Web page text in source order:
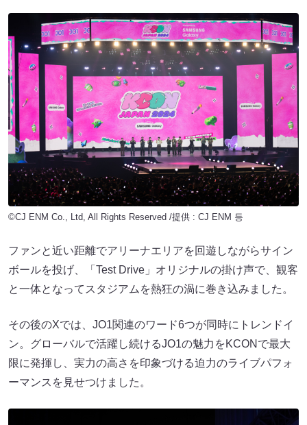
©CJ ENM Co., Ltd, All Rights Reserved /提供 : CJ ENM 등
ファンと近い距離でアリーナエリアを回遊しながらサイン
ボールを投げ、「Test Drive」オリジナルの掛け声で、観客
と一体となってスタジアムを熱狂の渦に巻き込みました。
その後のXでは、JO1関連のワード6つが同時にトレンドイ
ン。グローバルで活躍し続けるJO1の魅力をKCONで最大
限に発揮し、実力の高さを印象づける迫力のライブパフォ
ーマンスを見せつけました。